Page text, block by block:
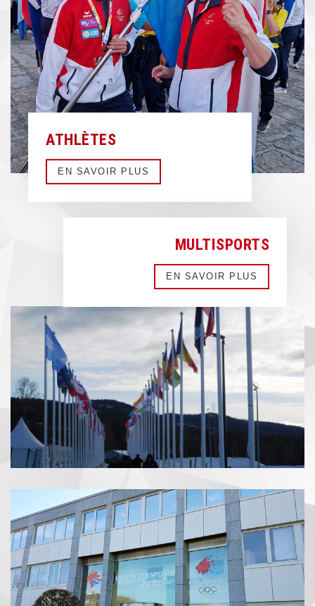
ATHLÈTES
EN SAVOIR PLUS
MULTISPORTS
EN SAVOIR PLUS